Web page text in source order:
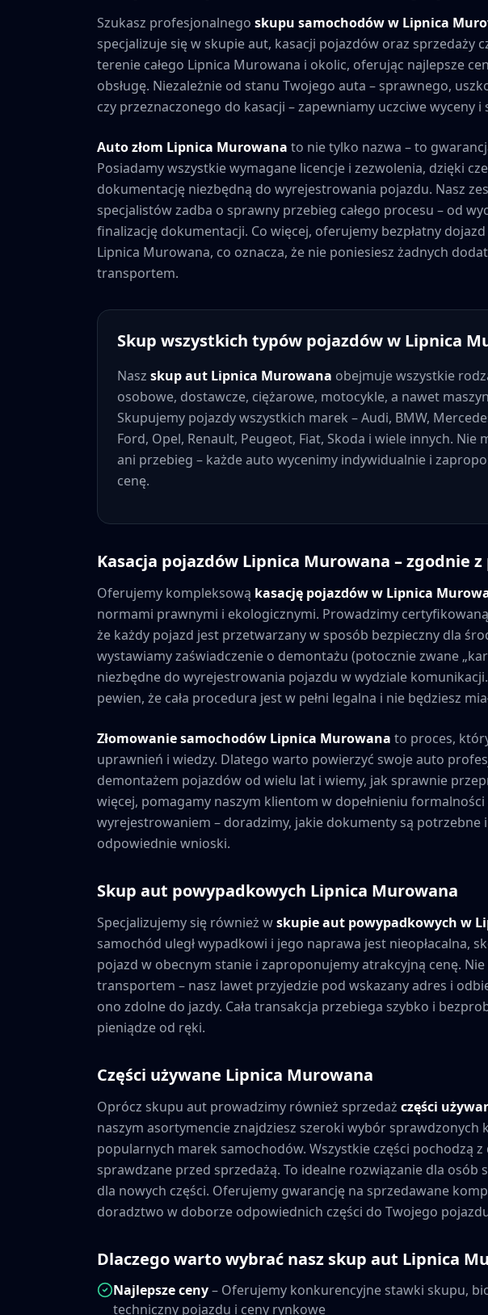
Szukasz profesjonalnego skupu samochodów w Lipnica
specjalizuje się w skupie aut, kasacji pojazdów oraz sprzedaży
terenie całego Lipnica Murowana i okolic, oferując najlepsze
obsługę. Niezależnie od stanu Twojego auta – sprawnego,
czy przeznaczonego do kasacji – zapewniamy uczciwe wyceny
Auto złom Lipnica Murowana to nie tylko nazwa – to
Posiadamy wszystkie wymagane licencje i zezwolenia, dzięki
dokumentację niezbędną do wyrejestrowania pojazdu. Nasz
specjalistów zadba o sprawny przebieg całego procesu – od
finalizację dokumentacji. Co więcej, oferujemy bezpłatny
Lipnica Murowana, co oznacza, że nie poniesiesz żadnych
transportem.
Skup wszystkich typów pojazdów w Lipnica
Nasz skup aut Lipnica Murowana obejmuje wszystkie
osobowe, dostawcze, ciężarowe, motocykle, a nawet
Skupujemy pojazdy wszystkich marek – Audi, BMW,
Ford, Opel, Renault, Peugeot, Fiat, Skoda i wiele innych. Nie
ani przebieg – każde auto wycenimy indywidualnie i
cenę.
Kasacja pojazdów Lipnica Murowana – zgodnie
Oferujemy kompleksową kasację pojazdów w Lipnica
normami prawnymi i ekologicznymi. Prowadzimy
że każdy pojazd jest przetwarzany w sposób bezpieczny dla
wystawiamy zaświadczenie o demontażu (potocznie zwane
niezbędne do wyrejestrowania pojazdu w wydziale
pewien, że cała procedura jest w pełni legalna i nie będziesz
Złomowanie samochodów Lipnica Murowana to proces,
uprawnień i wiedzy. Dlatego warto powierzyć swoje auto
demontażem pojazdów od wielu lat i wiemy, jak sprawnie
więcej, pomagamy naszym klientom w dopełnieniu formalności
wyrejestrowaniem – doradzimy, jakie dokumenty są potrzebne i
odpowiednie wnioski.
Skup aut powypadkowych Lipnica Murowana
Specjalizujemy się również wskupie aut powypadkowych w
samochód uległ wypadkowi i jego naprawa jest nieopłacalna,
pojazd w obecnym stanie i zaproponujemy atrakcyjną cenę.
transportem – nasz lawet przyjedzie pod wskazany adres i
ono zdolne do jazdy. Cała transakcja przebiega szybko i
pieniądze od ręki.
Części używane Lipnica Murowana
Oprócz skupu aut prowadzimy również sprzedaż części
naszym asortymencie znajdziesz szeroki wybór
popularnych marek samochodów. Wszystkie części pochodzą
sprawdzane przed sprzedażą. To idealne rozwiązanie dla osób
dla nowych części. Oferujemy gwarancję na sprzedawane
doradztwo w doborze odpowiednich części do Twojego
Dlaczego warto wybrać nasz skup aut Lipnica
Najlepsze ceny– Oferujemy konkurencyjne stawki skupu,
techniczny pojazdu i ceny rynkowe